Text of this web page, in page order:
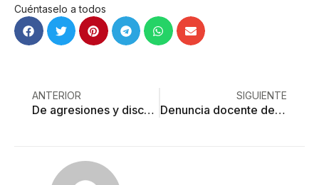
Cuéntaselo a todos
ANTERIOR
De agresiones y disculpas
SIGUIENTE
Denuncia docente de UAEMéx complicidad del DIFEM en secuestro de su hija